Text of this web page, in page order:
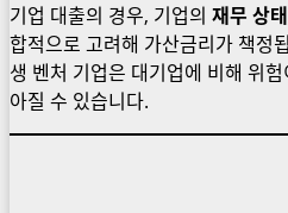
기업 대출의 경우, 기업의 재무 상태
합적으로 고려해 가산금리가 책정
생 벤처 기업은 대기업에 비해 위
아질 수 있습니다.